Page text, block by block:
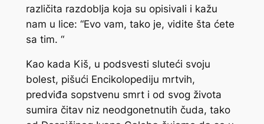
različita razdoblja koja su opisivali i kažu
nam u lice: “Evo vam, tako je, vidite šta ćete
sa tim. “
Kao kada Kiš, u podsvesti sluteći svoju
bolest, pišući Encikolopediju mrtvih,
predviđa sopstvenu smrt i od svog života
sumira čitav niz neodgonetnutih čuda, tako